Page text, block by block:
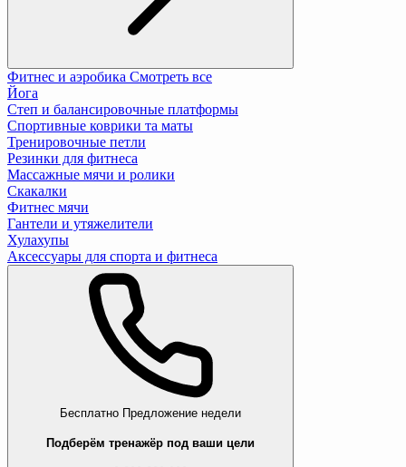
Фитнес и аэробика Смотреть все
Йога
Степ и балансировочные платформы
Спортивные коврики та маты
Тренировочные петли
Резинки для фитнеса
Массажные мячи и ролики
Скакалки
Фитнес мячи
Гантели и утяжелители
Хулахупы
Аксессуары для спорта и фитнеса
Бесплатно Предложение недели
Подберём тренажёр под ваши цели